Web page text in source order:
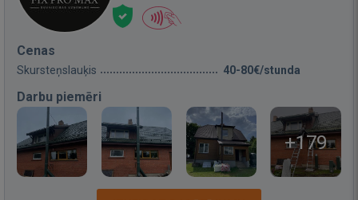
Cenas
Skursteņslauķis 40-80€/stunda
Darbu piemēri
+179